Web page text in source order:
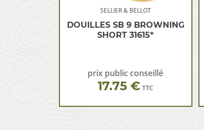
SELLIER & BELLOT
DOUILLES SB 9 BROWNING
SHORT 31615*
prix public conseillé
17.75 € TTC